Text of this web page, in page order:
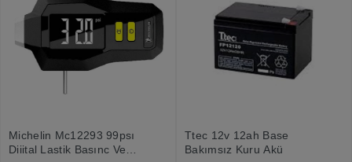
Michelin Mc12293 99psı
Dijital Lastik Basınç Ve
Ttec 12v 12ah Base
Bakımsız Kuru Akü